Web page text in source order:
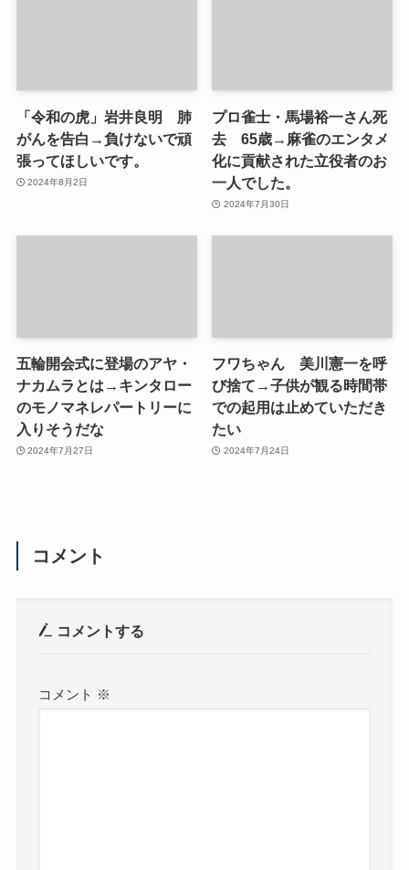
「令和の虎」岩井良明 肺
がんを告白→負けないで頑
張ってほしいです。
2024年8月2日
プロ雀士・馬場裕一さん死
去 65歳→麻雀のエンタメ
化に貢献された立役者のお
一人でした。
2024年7月30日
五輪開会式に登場のアヤ・
ナカムラとは→キンタロー
のモノマネレパートリーに
入りそうだな
2024年7月27日
フワちゃん 美川憲一を呼
び捨て→子供が観る時間帯
での起用は止めていただき
たい
2024年7月24日
コメント
コメントする
コメント ※